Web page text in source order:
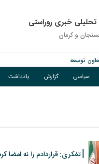
خبری روراستی
و كرمان
تاغ در رفسنجان
سیاسی گزارش یادداشت
تفکری: قراردادم را نه امضا